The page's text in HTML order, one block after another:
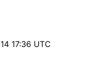
17:36 UTC